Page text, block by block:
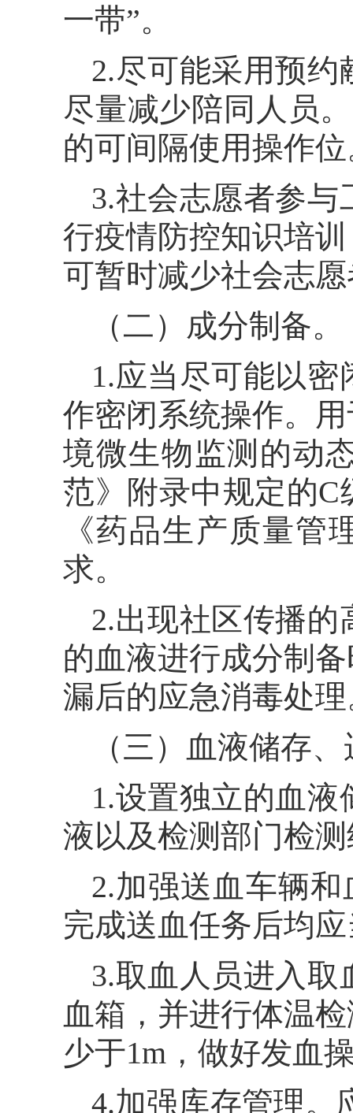
一带”。
2.尽可能采用预
尽量减少陪同人员
的可间隔使用操作
3.社会志愿者参
行疫情防控知识培
可暂时减少社会志
（二）成分制备。
1.应当尽可能以
作密闭系统操作。
境微生物监测的动
范》附录中规定的
《药品生产质量
求。
2.出现社区传播
的血液进行成分制
漏后的应急消毒处
（三）血液储存
1.设置独立的血
液以及检测部门检
2.加强送血车辆
完成送血任务后均
3.取血人员进入
血箱，并进行体温
少于1m，做好发血
4.加强库存管理。